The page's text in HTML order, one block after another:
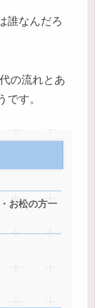
誰なんだろ
の流れとあ
です。
お松の方一